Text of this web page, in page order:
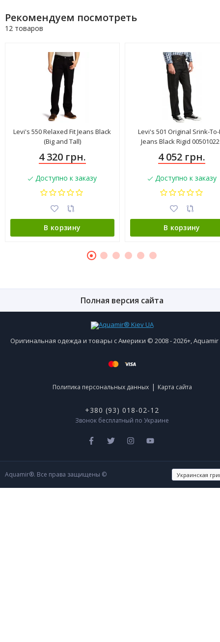
Рекомендуем посмотреть
12 товаров
Levi's 550 Relaxed Fit Jeans Black
(Big and Tall)
4 320 грн.
Доступно к заказу
В корзину
Levi's 501 Original Srink-To-
Jeans Black Rigid
4 052 грн.
Доступно к заказу
В корзину
Полная версия сайта
Оригинальная одежда и товары с Америки © 2008 - 2026+,
Политика персональных данных | Карта сайта
+380 (93) 018-02-12
Звонок бесплатный по Украине
Aquamir®. Все права защищены ©